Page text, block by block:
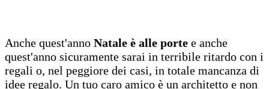
Anche quest'anno Natale è alle porte e anche
quest'anno sicuramente sarai in terribile ritardo con i
regali o, nel peggiore dei casi, in totale mancanza di
idee regalo. Un tuo caro amico è un architetto e non